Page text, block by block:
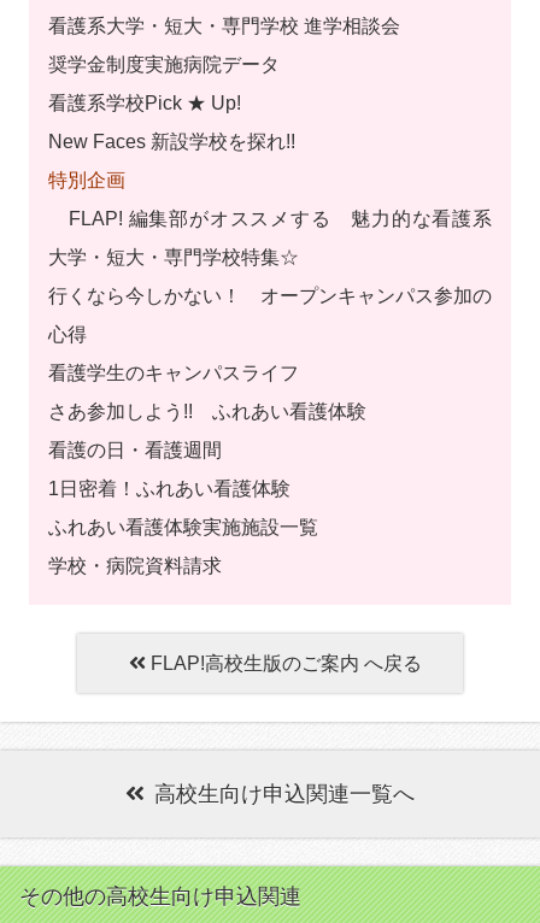
看護系大学・短大・専門学校 進学相談会
奨学金制度実施病院データ
看護系学校Pick ★ Up!
New Faces 新設学校を探れ!!
特別企画
FLAP! 編集部がオススメする 魅力的な看護系
大学・短大・専門学校特集☆
行くなら今しかない！ オープンキャンパス参加の
心得
看護学生のキャンパスライフ
さあ参加しよう!! ふれあい看護体験
看護の日・看護週間
1日密着！ふれあい看護体験
ふれあい看護体験実施施設一覧
学校・病院資料請求
FLAP!高校生版のご案内 へ戻る
高校生向け申込関連一覧へ
その他の高校生向け申込関連